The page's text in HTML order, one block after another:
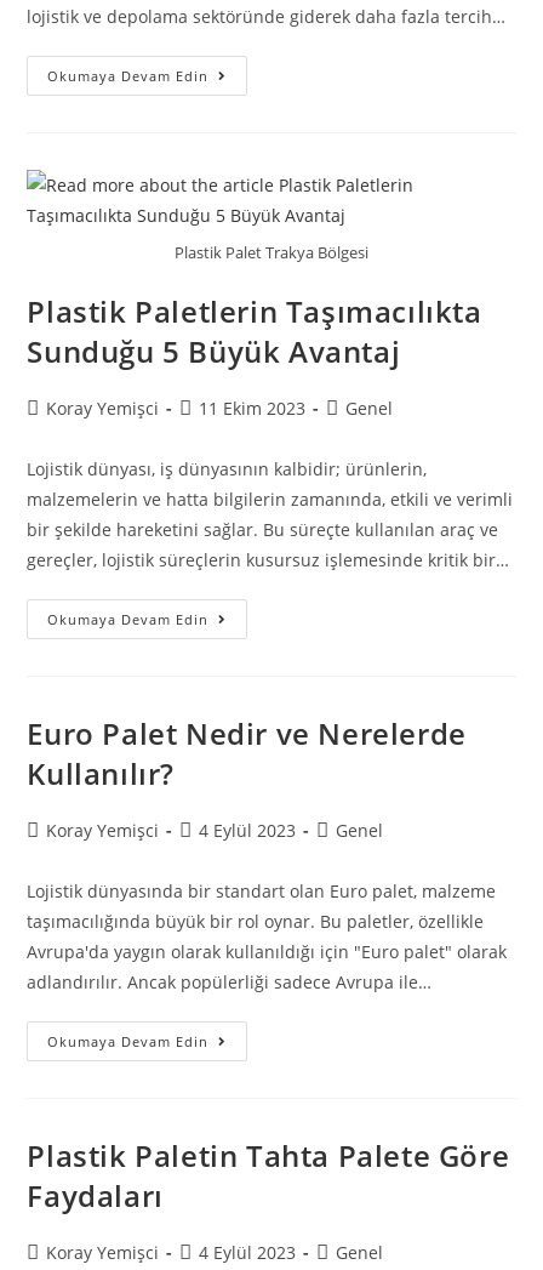
lojistik ve depolama sektöründe giderek daha fazla tercih…
Okumaya Devam Edin
Plastik Palet Trakya Bölgesi
Plastik Paletlerin Taşımacılıkta
Sunduğu 5 Büyük Avantaj
Koray Yemişci 11 Ekim 2023 Genel
Lojistik dünyası, iş dünyasının kalbidir; ürünlerin,
malzemelerin ve hatta bilgilerin zamanında, etkili ve verimli
bir şekilde hareketini sağlar. Bu süreçte kullanılan araç ve
gereçler, lojistik süreçlerin kusursuz işlemesinde kritik bir…
Okumaya Devam Edin
Euro Palet Nedir ve Nerelerde
Kullanılır?
Koray Yemişci 4 Eylül 2023 Genel
Lojistik dünyasında bir standart olan Euro palet, malzeme
taşımacılığında büyük bir rol oynar. Bu paletler, özellikle
Avrupa'da yaygın olarak kullanıldığı için "Euro palet" olarak
adlandırılır. Ancak popülerliği sadece Avrupa ile…
Okumaya Devam Edin
Plastik Paletin Tahta Palete Göre
Faydaları
Koray Yemişci 4 Eylül 2023 Genel